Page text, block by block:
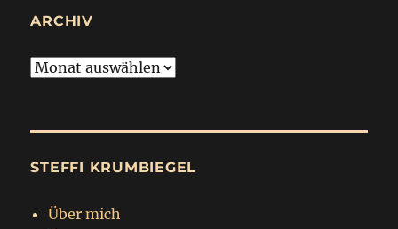
ARCHIV
Archiv
STEFFI KRUMBIEGEL
Über mich